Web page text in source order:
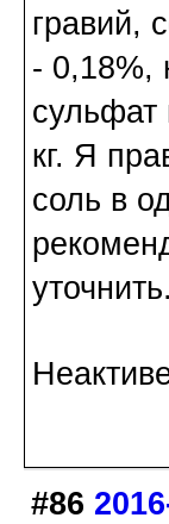
гравий,
- 0,18%,
сульфат
кг. Я
соль в
#86